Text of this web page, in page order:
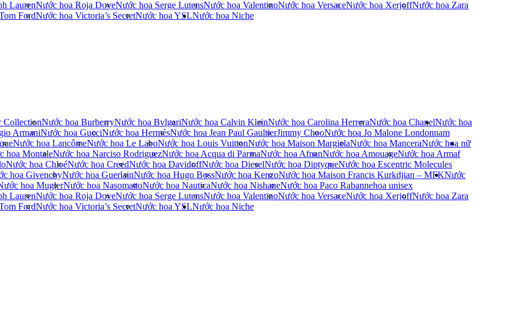
LaurenNước hoa Roja DoveNước hoa Serge LutensNước hoa ValentinoNước hoa VersaceNước hoa XerjoffNước hoa Zara
FordNước hoa Victoria’s SecretNước hoa YSLNước hoa Niche
CollectionNước hoa BurberryNước hoa BvlgariNước hoa Calvin KleinNước hoa Carolina HerreraNước hoa Chanel
ArmaniNước hoa GucciNước hoa HermèsNước hoa Jean Paul GaultierJimmy ChooNước hoa Jo Malone London
Nước hoa LancômeNước hoa Le LaboNước hoa Louis VuittonNước hoa Maison MargielaNước hoa Mancera
hoa MontaleNước hoa Narciso RodriguezNước hoa Acqua di ParmaNước hoa AfnanNước hoa AmouageNước hoa Armaf
Nước hoa ChloéNước hoa CreedNước hoa DavidoffNước hoa DieselNước hoa DiptyqueNước hoa Escentric Molecules
hoa GivenchyNước hoa GuerlainNước hoa Hugo BossNước hoa KenzoNước hoa Maison Francis Kurkdjian – MFK
hoa MuglerNước hoa NasomattoNước hoa NauticaNước hoa NishaneNước hoa Paco Rabanne
LaurenNước hoa Roja DoveNước hoa Serge LutensNước hoa ValentinoNước hoa VersaceNước hoa XerjoffNước hoa Zara
FordNước hoa Victoria’s SecretNước hoa YSL
Nước hoa
nam
Nước hoa nữ
Nước
hoa unisex
Nước hoa Niche